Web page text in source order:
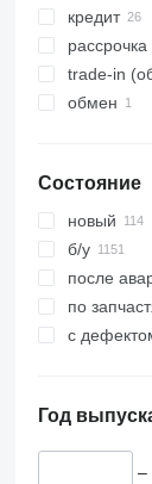
кредит
рассрочка
trade-in
обмен
Состояние
новый
б/у
после
по
с
Год
–